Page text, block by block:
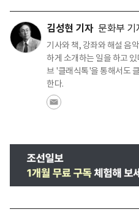
김성현 기자 문화부 기
기사와 책, 강좌와 해설 음
하게 소개하는 일을 하고
브 '클래식톡'을 통해서도
한다.